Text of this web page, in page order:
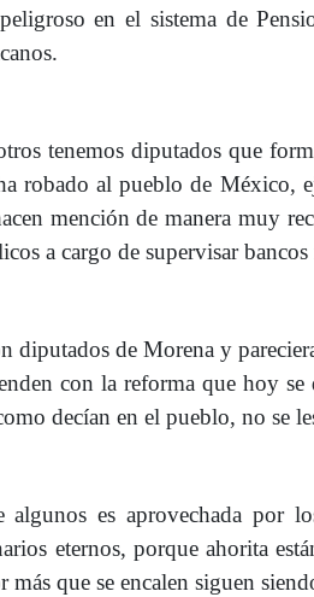
peligroso en el sistema de
tenemos diputados que
robado al pueblo de México,
mención de manera muy
a cargo de supervisar
diputados de Morena y
con la reforma que hoy
decían en el pueblo, no se
algunos es aprovechada por
eternos, porque ahorita
más que se encalen siguen